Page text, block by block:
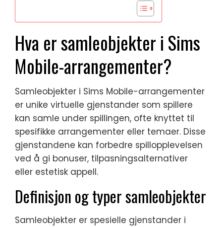
Hva er samleobjekter i Sims
Mobile-arrangementer?
Samleobjekter i Sims Mobile-arrangementer
er unike virtuelle gjenstander som spillere
kan samle under spillingen, ofte knyttet til
spesifikke arrangementer eller temaer. Disse
gjenstandene kan forbedre spillopplevelsen
ved å gi bonuser, tilpasningsalternativer
eller estetisk appell.
Definisjon og typer samleobjekter
Samleobjekter er spesielle gjenstander i